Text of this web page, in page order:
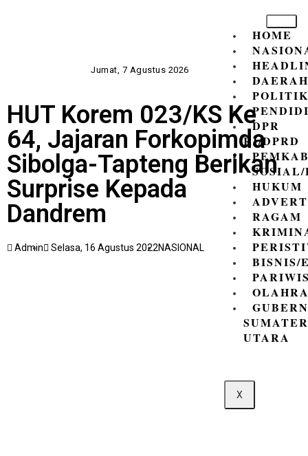
Jumat, 7 Agustus 2026
HOME
DAERAH
POLITIK
DPR
RI/DPRD
HUKUM
RAGAM
BISNIS/
UTARA
X
HUT Korem 023/KS Ke
64, Jajaran Forkopimda
Sibolga-Tapteng Berikan
Surprise Kepada
Dandrem
Admin Selasa, 16 Agustus 2022NASIONAL